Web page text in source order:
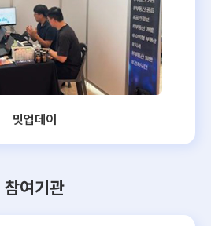
밋업데이
참여기관